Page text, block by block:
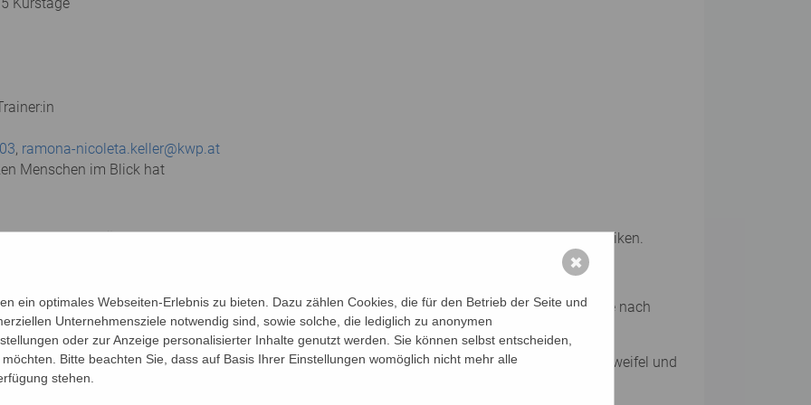
, ramona-nicoleta.keller@kwp.at
Menschen im Blick hat
durch Übungen für Konzentration, Aufmerksamkeit und das Training von Mnemotechniken.
Mit Schwung und Spaß trainieren Sie Gleichgewicht, Koordination, Ausdauer.
in der Gruppe an. Sie beschäftigen sich mit Hobbies, neuen Medien, Ernährung, Reisen, je nach
Raum der LIMA Gruppe ebenfalls Platz haben. Ausgesprochene und unausgesprochene Zweifel und
Älterwerdens können mit Gleichgesinnten besprochen werden.
ein optimales Webseiten-Erlebnis zu bieten. Dazu zählen Cookies, die für den Betrieb der Seite und
Unternehmensziele notwendig sind, sowie solche, die lediglich zu anonymen
oder zur Anzeige personalisierter Inhalte genutzt werden. Sie können selbst entscheiden,
Bitte beachten Sie, dass auf Basis Ihrer Einstellungen womöglich nicht mehr alle
stehen.
✖